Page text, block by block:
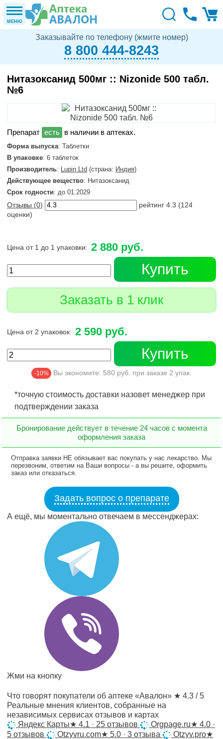
МЕНЮ
Заказывайте по телефону (жмите номер)
8 800 444-8243
Нитазоксанид 500мг :: Nizonide 500 табл.
№6
в наличии в аптеках.
Форма выпуска: Таблетки
В упаковке: 6 таблеток
Производитель: Lupin Ltd (страна: Индия)
Действующее вещество: Нитазоксанид
Срок годности: до 01.2029
Отзывы (0) рейтинг 4.3 (124
оценки)
Цена от 1 до 1 упаковки: 2 880 руб.
Купить
Заказать в 1 клик
Цена от 2 упаковок: 2 590 руб.
Купить
-10% Вы экономите: 580 руб. при заказе 2 упак.
*точную стоимость доставки назовет менеджер при
подтверждении заказа
Бронирование действует в течение 24 часов с момента
оформления заказа
Отправка заявки НЕ обязывает вас покупать у нас лекарство. Мы
перезвоним, ответим на Ваши вопросы - а вы решите, оформить
заказ или отказаться.
Задать вопрос о препарате
А ещё, мы моментально отвечаем в мессенджерах:
Жми на кнопку
Что говорят покупатели об аптеке «Авалон» ★ 4.3 / 5
Реальные мнения клиентов, собранные на
независимых сервисах отзывов и картах
Яндекс Карты★ 4.1 · 25 отзывов Orgpage.ru★ 4.0 ·
5 отзывов
Otzyvru.com★ 5.0 · 3 отзыва Otzyv.pro★